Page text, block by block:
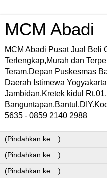
MCM Abadi
MCM Abadi Pusat Jual Beli
Terlengkap,Murah dan
Teram,Depan Puskesmas
Daerah Istimewa
Jambidan,Kretek kidul
5635 - 0859 2140 2988